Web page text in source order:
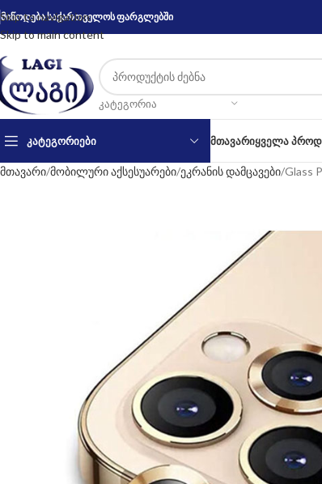
Skip to navigation
Skip to main content
მიწოდება საქართველოს ფარგლებში
ᲙᲐᲢᲔᲒᲝᲠᲘᲐ
ᲙᲐᲢᲔᲒᲝᲠᲘᲔᲑᲘ ᲛᲗᲐᲕᲐᲠᲘᲧᲕᲔᲚᲐ
მთავარი მობილური აქსესუარები ეკრანის დამცავები Glass